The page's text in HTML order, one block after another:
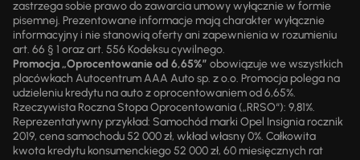
zastrzega sobie prawo do zawarcia umowy wyłącznie w formie
pisemnej. Prezentowane informacje mają charakter wyłącznie
informacyjny i nie stanowią oferty ani zapewnienia w rozumieniu
art. 66 § 1 oraz art. 556 Kodeksu cywilnego.
Promocja „Oprocentowanie od 6,65%” obowiązuje we wszystkich
placówkach Autocentrum AAA Auto sp. z o.o. Promocja polega na
udzieleniu kredytu na auto z oprocentowaniem od 6,65%.
Rzeczywista Roczna Stopa Oprocentowania („RRSO“): 9,81%.
Reprezentatywny przykład: Samochód marki Opel Insignia rocznik
2019, cena samochodu 52 000 zł, wkład własny 0%. Całkowita
kwota kredytu konsumenckiego 52 000 zł, 60 miesięcznych rat